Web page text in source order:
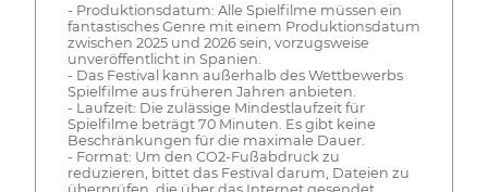
- Produktionsdatum: Alle Spielfilme müssen ein
fantastisches Genre mit einem Produktionsdatum
zwischen 2025 und 2026 sein, vorzugsweise
unveröffentlicht in Spanien.
- Das Festival kann außerhalb des Wettbewerbs
Spielfilme aus früheren Jahren anbieten.
- Laufzeit: Die zulässige Mindestlaufzeit für
Spielfilme beträgt 70 Minuten. Es gibt keine
Beschränkungen für die maximale Dauer.
- Format: Um den CO2-Fußabdruck zu
reduzieren, bittet das Festival darum, Dateien zu